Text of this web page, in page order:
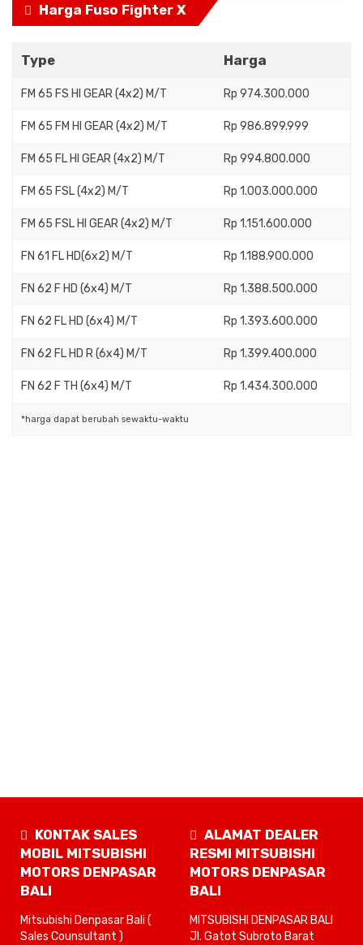
Harga Fuso Fighter X
Type Harga
FM 65 FS HI GEAR (4x2) M/T Rp 974.300.000
FM 65 FM HI GEAR (4x2) M/T Rp 986.899.999
FM 65 FL HI GEAR (4x2) M/T Rp 994.800.000
FM 65 FSL (4x2) M/T Rp 1.003.000.000
FM 65 FSL HI GEAR (4x2) M/T Rp 1.151.600.000
FN 61 FL HD(6x2) M/T Rp 1.188.900.000
FN 62 F HD (6x4) M/T Rp 1.388.500.000
FN 62 FL HD (6x4) M/T Rp 1.393.600.000
FN 62 FL HD R (6x4) M/T Rp 1.399.400.000
FN 62 F TH (6x4) M/T Rp 1.434.300.000
*harga dapat berubah sewaktu-waktu
KONTAK SALES
MOBIL MITSUBISHI
MOTORS DENPASAR
BALI
Mitsubishi Denpasar Bali (
Sales Counsultant )
ALAMAT DEALER
RESMI MITSUBISHI
MOTORS DENPASAR
BALI
MITSUBISHI DENPASAR BALI
Jl. Gatot Subroto Barat